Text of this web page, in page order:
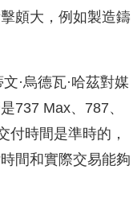
頗大，例如製造鑄
·烏德瓦·哈茲對媒
737 Max、787、
付時間是準時的，
間和實際交易能夠